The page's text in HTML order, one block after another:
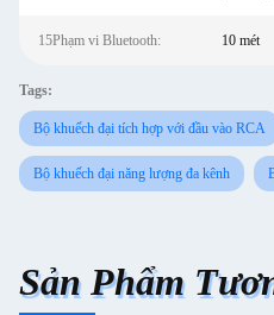
15Phạm vi Bluetooth: 10 mét
Tags:
Bộ khuếch đại tích hợp với đầu vào RCA
Bộ khuếch đại năng lượng đa kênh
Sản Phẩm